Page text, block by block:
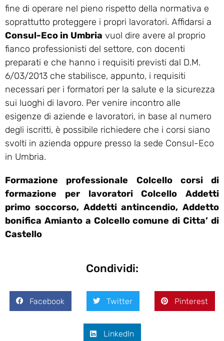
fine di operare nel pieno rispetto della normativa e
soprattutto proteggere i propri lavoratori. Affidarsi a
Consul-Eco in Umbria vuol dire avere al proprio
fianco professionisti del settore, con docenti
preparati e che hanno i requisiti previsti dal D.M.
6/03/2013 che stabilisce, appunto, i requisiti
necessari per i formatori per la salute e la sicurezza
sui luoghi di lavoro. Per venire incontro alle
esigenze di aziende e lavoratori, in base al numero
degli iscritti, è possibile richiedere che i corsi siano
svolti in azienda oppure presso la sede Consul-Eco
in Umbria.
Formazione professionale Colcello corsi di
formazione per lavoratori Colcello Addetti
primo soccorso, Addetti antincendio, Addetto
bonifica Amianto a Colcello comune di Citta’ di
Castello
Condividi:
Facebook Twitter Pinterest
LinkedIn